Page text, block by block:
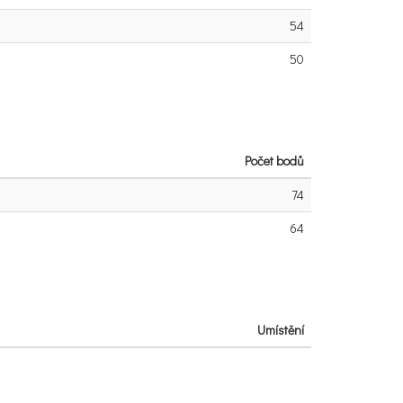
54
50
Počet bodů
74
64
Umístění